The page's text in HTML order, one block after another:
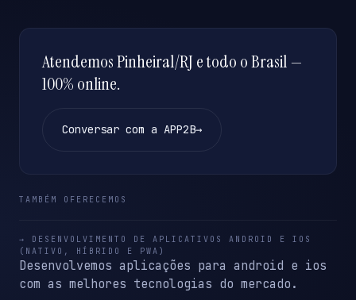
Atendemos Pinheiral/RJ e todo o Brasil —
100% online.
Conversar com a APP2B→
TAMBÉM OFERECEMOS
→ DESENVOLVIMENTO DE APLICATIVOS ANDROID E IOS
(NATIVO, HÍBRIDO E PWA)
Desenvolvemos aplicações para android e ios
com as melhores tecnologias do mercado.